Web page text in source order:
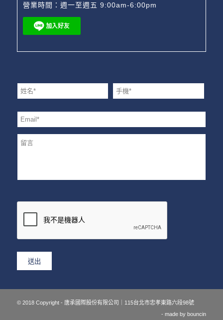
營業時間：週一至週五 9:00am-6:00pm
© 2018 Copyright - 唐承國際股份有限公司｜115台北市忠孝東路六段98號
- made bybouncin